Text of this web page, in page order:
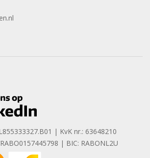
| KvK nr.: 63648210
| BIC: RABONL2U